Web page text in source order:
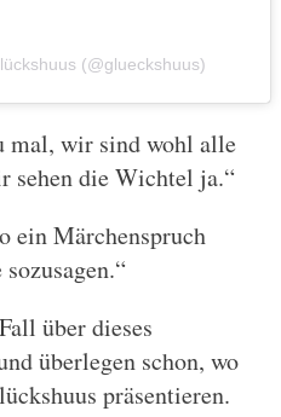
(@glueckshuus)
mal, wir sind wohl alle
sehen die Wichtel ja.“
ein Märchenspruch
über dieses
überlegen schon, wo
präsentieren.